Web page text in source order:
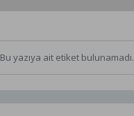
Bu yazıya ait etiket bulunamadı.